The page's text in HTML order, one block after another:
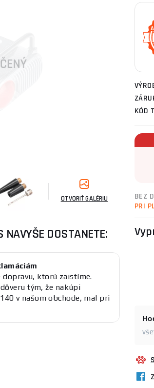
OTVORIŤ GALÉRIU
DOSTANETE:
dopravu, ktorú zaistíme.
tým, že nakúpi
v našom obchode, mal pri
KÓD
BEZ
PRI